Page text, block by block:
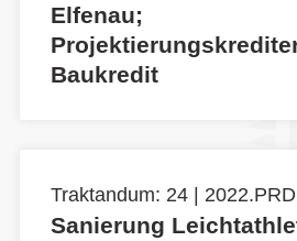
Elfenau;
Baukredit
Traktandum: 24 |
Sanierung